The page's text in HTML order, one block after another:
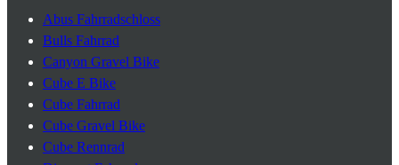
Abus Fahrradschloss
Bulls Fahrrad
Canyon Gravel Bike
Cube E Bike
Cube Fahrrad
Cube Gravel Bike
Cube Rennrad